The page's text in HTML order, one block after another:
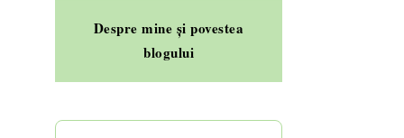
pe atât de gustos
Despre mine și povestea
blogului